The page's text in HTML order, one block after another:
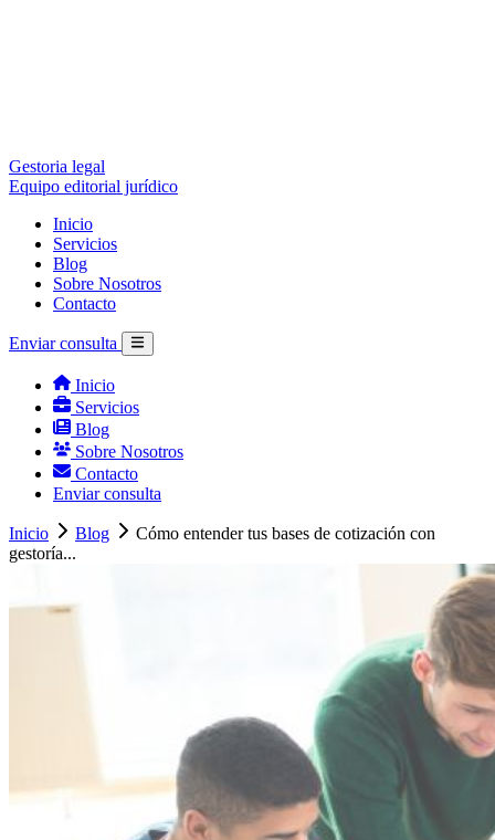
Gestoria legal
Equipo editorial jurídico
Inicio
Servicios
Blog
Sobre Nosotros
Contacto
Enviar consulta
Inicio
Servicios
Blog
Sobre Nosotros
Contacto
Enviar consulta
Inicio Blog
Cómo entender tus bases de cotización con
gestoría...